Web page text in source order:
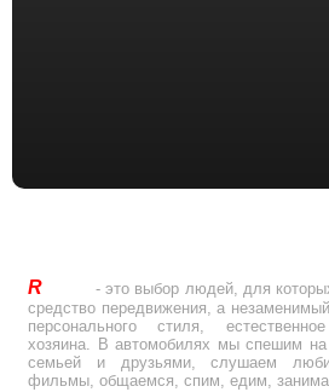
R
- это выбор людей, для
средство передвижения, а
персонального стиля,
хозяина. В автомобилях мы спешим на
семьей и друзьями, слушаем
фильмы, общаемся, спим, едим,